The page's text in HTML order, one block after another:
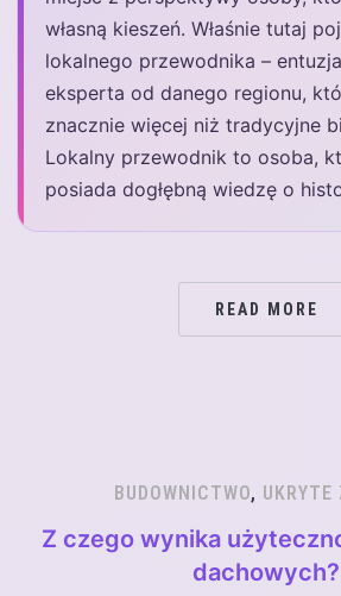
własną kieszeń. Właśnie tutaj
lokalnego przewodnika –
eksperta od danego regionu,
znacznie więcej niż tradycyjne
Lokalny przewodnik to osoba,
posiada dogłębną wiedzę o
READ MORE
BUDOWNICTWO, UKRYTE
Z czego wynika
dachowych?